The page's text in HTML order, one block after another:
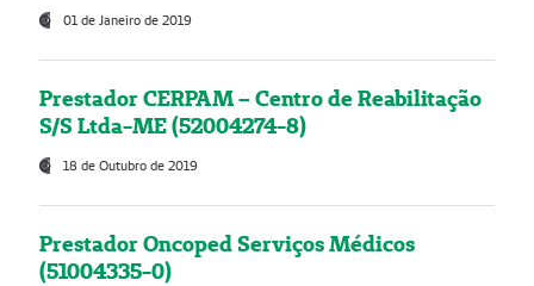
01 de Janeiro de 2019
Prestador CERPAM – Centro de Reabilitação
S/S Ltda-ME (52004274-8)
18 de Outubro de 2019
Prestador Oncoped Serviços Médicos
(51004335-0)